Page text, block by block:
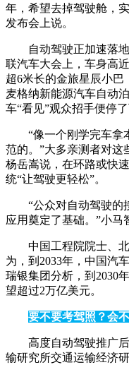
年，希望去掉驾驶舱，
发布会上说。
自动驾驶正加速落
联汽车大会上，车身高
超6米长的金旅星辰小
麦格纳新能源汽车自动
车“看见”观众招手便停
“像一个刚学完车拿
范的。”大多亲测者对这
杨岳嵩说，在环路或快
统“让驾驶更轻松”。
“公众对自动驾驶的
应用奠定了基础。”小马
中国工程院院士、
为，到2033年，中国汽
瑞银集团分析，到2030
望超过2万亿美元。
要不要考驾照？会
高度自动驾驶推广
输研究所交通运输经济